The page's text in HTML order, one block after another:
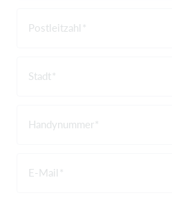
Postleitzahl
Stadt
Handynummer
E-Mail